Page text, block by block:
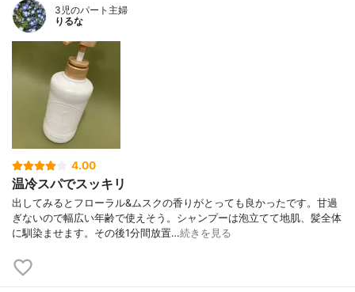
3児のパート主婦
りるな
4.00
温冷スパでスッキリ
出してみるとフローラル&ムスクの香りがとっても良かったです。甘過
ぎないので幅広い年齢で使えそう。シャンプーは泡立てて地肌、髪全体
に馴染ませます。その後1分間放置…続きを見る